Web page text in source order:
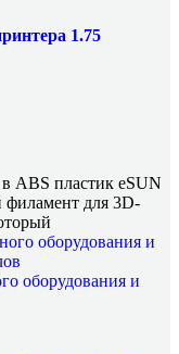
1.75
ABS пластик eSUN
филамент для 3D-